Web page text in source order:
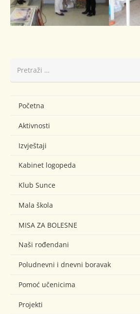
Početna
Aktivnosti
Izvještaji
Kabinet logopeda
Klub Sunce
Mala škola
MISA ZA BOLESNE
Naši rođendani
Poludnevni i dnevni boravak
Pomoć učenicima
Projekti